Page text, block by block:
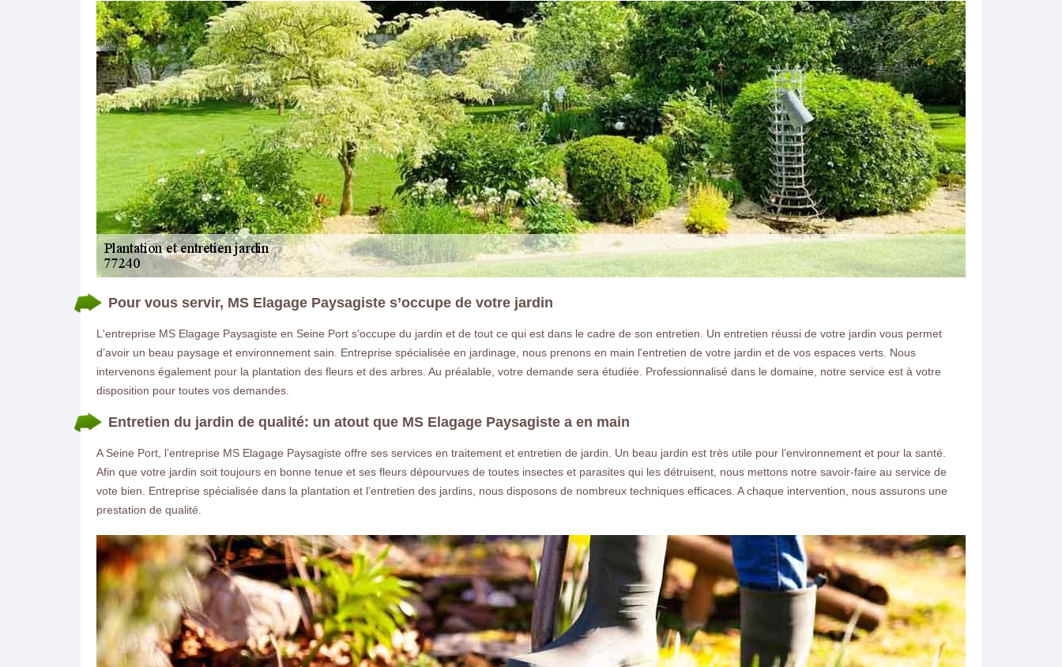
ON VOUS RAPPELLE GRATUITEMENT
Nos réalisations Nous contacter
Pour vous servir, MS Elagage Paysagiste s’occupe de votre jardin
L'entreprise MS Elagage Paysagiste en Seine Port s'occupe du jardin et de tout ce qui est dans le cadre de son entretien. Un entretien réussi de votre jardin vous permet
d’avoir un beau paysage et environnement sain. Entreprise spécialisée en jardinage, nous prenons en main l'entretien de votre jardin et de vos espaces verts. Nous
intervenons également pour la plantation des fleurs et des arbres. Au préalable, votre demande sera étudiée. Professionnalisé dans le domaine, notre service est à votre
disposition pour toutes vos demandes.
Entretien du jardin de qualité: un atout que MS Elagage Paysagiste a en main
A Seine Port, l’entreprise MS Elagage Paysagiste offre ses services en traitement et entretien de jardin. Un beau jardin est très utile pour l’environnement et pour la santé.
Afin que votre jardin soit toujours en bonne tenue et ses fleurs dépourvues de toutes insectes et parasites qui les détruisent, nous mettons notre savoir-faire au service de
vote bien. Entreprise spécialisée dans la plantation et l’entretien des jardins, nous disposons de nombreux techniques efficaces. A chaque intervention, nous assurons une
prestation de qualité.